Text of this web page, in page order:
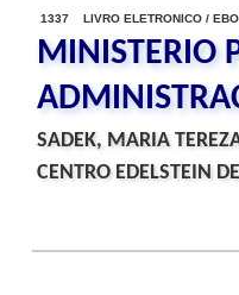
1337 LIVRO ELETRONICO /
MINISTERIO
SADEK, MARIA
CENTRO EDELSTEIN